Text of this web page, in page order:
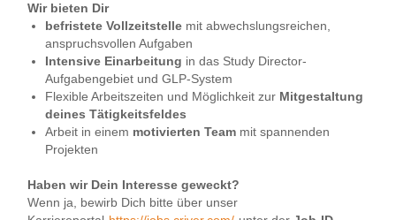
Wir bieten Dir
befristete Vollzeitstelle mit abwechslungsreichen,
anspruchsvollen Aufgaben
Intensive Einarbeitung in das Study Director-
Aufgabengebiet und GLP-System
Flexible Arbeitszeiten und Möglichkeit zur Mitgestaltung
deines Tätigkeitsfeldes
Arbeit in einem motivierten Team mit spannenden
Projekten
Haben wir Dein Interesse geweckt?
Wenn ja, bewirb Dich bitte über unser